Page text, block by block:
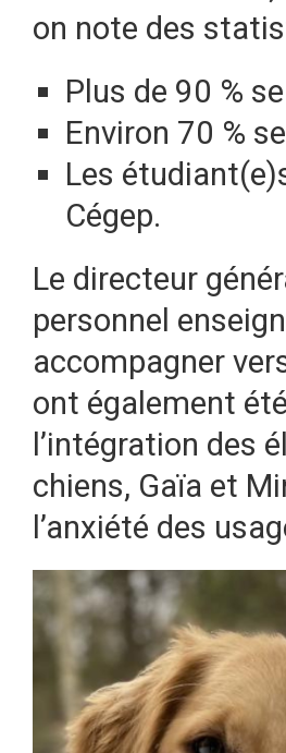
on note des
Plus de 90 %
Environ 70 %
Les
Cégep.
Le directeur
personnel
accompagner
ont également
l’intégration des
chiens, Gaïa et
l’anxiété des